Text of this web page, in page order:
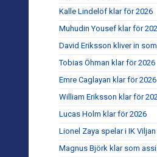
Kalle Lindelöf klar för 2026
Muhudin Yousef klar för
David Eriksson kliver in
Tobias Öhman klar för 2026
Emre Caglayan klar för 2026
William Eriksson klar för
Lucas Holm klar för 2026
Lionel Zaya spelar i IK
Magnus Björk klar som